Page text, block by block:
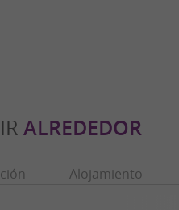
ALREDEDOR
Alojamiento